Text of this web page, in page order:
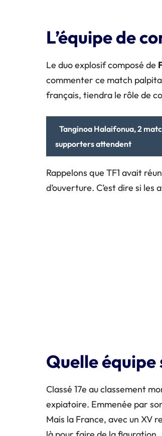
L’équipe de
Le duo explosif composé de
commenter ce match
français, tiendra le rôle de
Tanginoa Halaifonua, 2
supporters attendent
Rappelons que TF1 avait
d’ouverture. C’est dire si les
Quelle
Classé 17e au classement
expiatoire. Emmenée par
Mais la France, avec un XV